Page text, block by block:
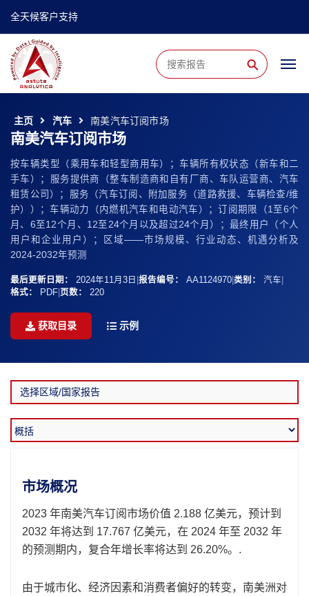
全天候客户支持
⚲
主页 汽车 南美汽车订阅市场
南美汽车订阅市场
按车辆类型（乘用车和轻型商用车）；车辆所有权状态（新车和二
手车）；服务提供商（整车制造商和自有厂商、车队运营商、汽车
租赁公司）；服务（汽车订阅、附加服务（道路救援、车辆检查/维
护））；车辆动力（内燃机汽车和电动汽车）；订阅期限（1至6个
月、6至12个月、12至24个月以及超过24个月）；最终用户（个人
用户和企业用户）；区域——市场规模、行业动态、机遇分析及
2024-2032年预测
最后更新日期： 2024年11月3日 报告编号： AA1124970 类别： 汽车
格式：
PDF 页数： 220
获取目录 示例
市场概况
2023 年南美汽车订阅市场价值 2.188 亿美元，预计到
2032 年将达到 17.767 亿美元，在 2024 年至 2032 年
的预测期内，复合年增长率将达到 26.20%。.
由于城市化、经济因素和消费者偏好的转变，南美洲对